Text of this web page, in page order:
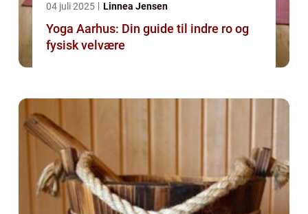
04 juli 2025 Linnea Jensen
Yoga Aarhus: Din guide til indre ro og
fysisk velvære